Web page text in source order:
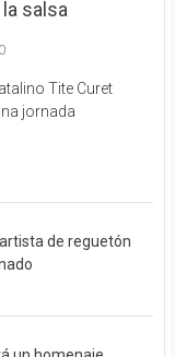
salsa
0
Tite Curet
jornada
de reguetón